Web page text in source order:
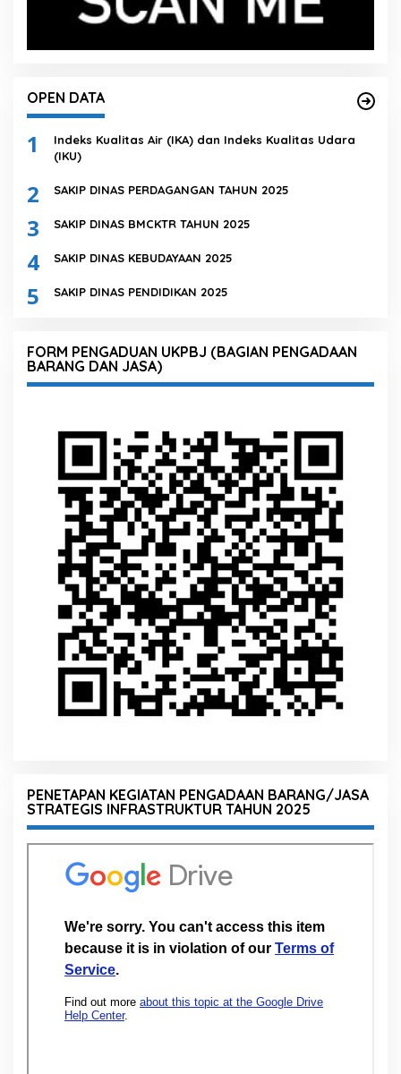
OPEN DATA
1
Indeks Kualitas Air (IKA) dan Indeks Kualitas Udara
(IKU)
2 SAKIP DINAS PERDAGANGAN TAHUN 2025
3 SAKIP DINAS BMCKTR TAHUN 2025
4 SAKIP DINAS KEBUDAYAAN 2025
5 SAKIP DINAS PENDIDIKAN 2025
FORM PENGADUAN UKPBJ (BAGIAN PENGADAAN
BARANG DAN JASA)
PENETAPAN KEGIATAN PENGADAAN BARANG/JASA
STRATEGIS INFRASTRUKTUR TAHUN 2025